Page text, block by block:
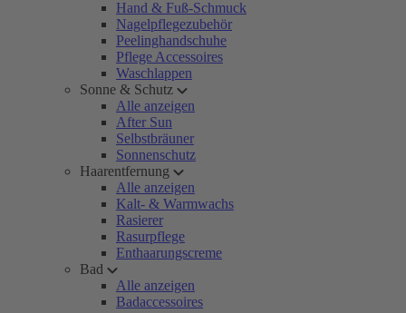
Hand & Fuß-Schmuck
Nagelpflegezubehör
Peelinghandschuhe
Pflege Accessoires
Waschlappen
Sonne & Schutz
Alle anzeigen
After Sun
Selbstbräuner
Sonnenschutz
Haarentfernung
Alle anzeigen
Kalt- & Warmwachs
Rasierer
Rasurpflege
Enthaarungscreme
Bad
Alle anzeigen
Badaccessoires